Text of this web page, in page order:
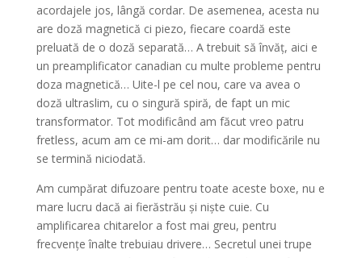
acordajele jos, lângă cordar. De asemenea, acesta nu
are doză magnetică ci piezo, fiecare coardă este
preluată de o doză separată… A trebuit să învăț, aici e
un preamplificator canadian cu multe probleme pentru
doza magnetică… Uite-l pe cel nou, care va avea o
doză ultraslim, cu o singură spiră, de fapt un mic
transformator. Tot modificând am făcut vreo patru
fretless, acum am ce mi-am dorit… dar modificările nu
se termină niciodată.
Am cumpărat difuzoare pentru toate aceste boxe, nu e
mare lucru dacă ai fierăstrău și niște cuie. Cu
amplificarea chitarelor a fost mai greu, pentru
frecvențe înalte trebuiau drivere… Secretul unei trupe